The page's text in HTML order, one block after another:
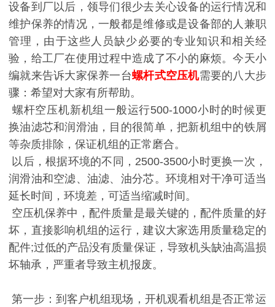
设备到厂以后，领导们很少去关心设备的运行情况和
维护保养的情况，一般都是维修或是设备部的人兼职
管理，由于这些人员缺少必要的专业知识和相关经
验，给工厂在使用过程中造成了不小的麻烦。今天小
编就来告诉大家保养一台螺杆式空压机需要的八大步
骤：希望对大家有所帮助。
螺杆空压机新机组一般运行500-1000小时的时候更
换油滤芯和润滑油，目的很简单，把新机组中的铁屑
等杂质排除，保证机组的正常磨合。
以后，根据环境的不同，2500-3500小时更换一次，
润滑油和空滤、油滤、油分芯。环境相对干净可适当
延长时间，环境差，可适当缩减时间。
空压机保养中，配件质量是最关键的，配件质量的好
坏，直接影响机组的运行，建议大家选用质量稳定的
配件;过低的产品没有质量保证，导致机头缺油高温损
坏轴承，严重者导致主机报废。
第一步：到客户机组现场，开机观看机组是否正常运